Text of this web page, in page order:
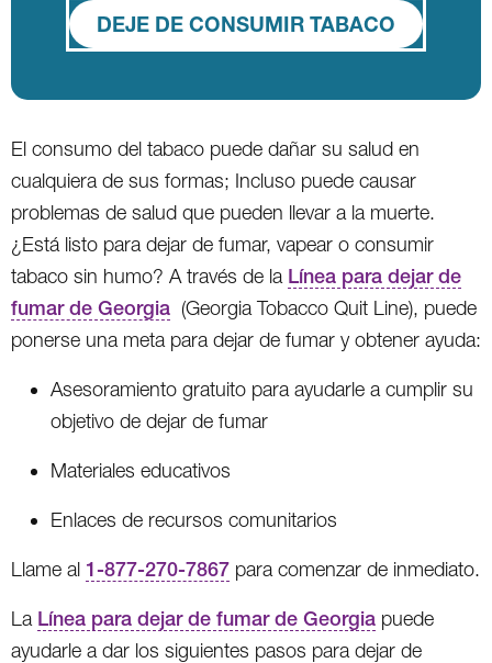
DEJE DE CONSUMIR TABACO
El consumo del tabaco puede dañar su salud en
cualquiera de sus formas; Incluso puede causar
problemas de salud que pueden llevar a la muerte.
¿Está listo para dejar de fumar, vapear o consumir
tabaco sin humo? A través de la Línea para dejar de
fumar de Georgia (Georgia Tobacco Quit Line), puede
ponerse una meta para dejar de fumar y obtener ayuda:
Asesoramiento gratuito para ayudarle a cumplir su
objetivo de dejar de fumar
Materiales educativos
Enlaces de recursos comunitarios
Llame al 1-877-270-7867 para comenzar de inmediato.
La Línea para dejar de fumar de Georgia puede
ayudarle a dar los siguientes pasos para dejar de